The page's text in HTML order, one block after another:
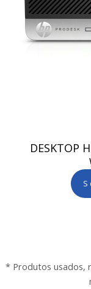
DESKTOP
* Produtos usados,